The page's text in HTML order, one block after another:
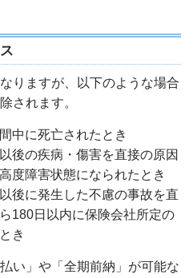
りますが、以下のような場合
されます。
中に死亡されたとき
後の疾病・傷害を直接の原因
度障害状態になられたとき
後に発生した不慮の事故を直
180日以内に保険会社所定の
き
い」や「全期前納」が可能な